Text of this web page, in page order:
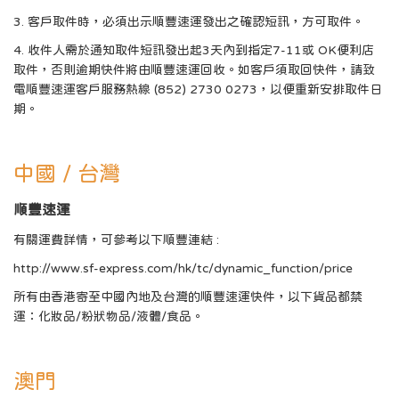
3. 客戶取件時，必須出示順豐速運發出之確認短訊，方可取件。
4. 收件人需於通知取件短訊發出起3天內到指定7-11或 OK便利店
取件，否則逾期快件將由順豐速運回收。如客戶須取回快件，請致
電順豐速運客戶服務熱線 (852) 2730 0273，以便重新安排取件日
期。
中國 / 台灣
順豐速運
有關運費詳情，可參考以下順豐連結 :
http://www.sf-express.com/hk/tc/dynamic_function/price
所有由香港寄至中國內地及台灣的順豐速運快件，以下貨品都禁
運：化妝品/粉狀物品/液體/食品。
澳門